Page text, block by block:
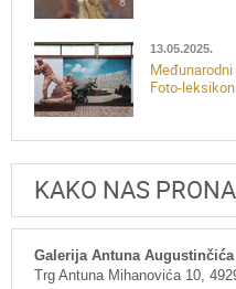
13.05.2025.
Foto-leksikon
KAKO NAS
Galerija Antuna Augustinčića
Trg Antuna Mihanovića 10,